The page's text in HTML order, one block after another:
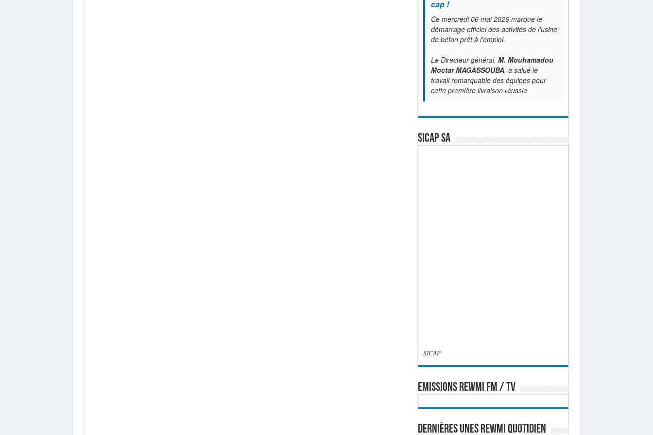
cap !
Ce mercredi 06 mai 2026 marque le
démarrage officiel des activités de l'usine
de béton prêt à l’emploi.
Le Directeur général, M. Mouhamadou
Moctar MAGASSOUBA, a salué le
travail remarquable des équipes pour
cette première livraison réussie.
SICAP SA
SICAP
EMISSIONS REWMI FM / TV
Dernières Unes Rewmi Quotidien